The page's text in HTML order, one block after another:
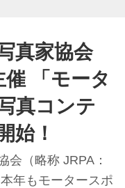
真家協会
催 「モータ
真コンテ
始！
会（略称 JRPA：
年もモータースポ